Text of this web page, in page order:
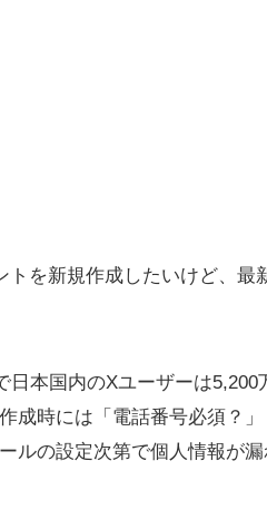
トを新規作成したいけど、
日本国内のXユーザーは
成時には「電話番号必須？
ルの設定次第で個人情報が